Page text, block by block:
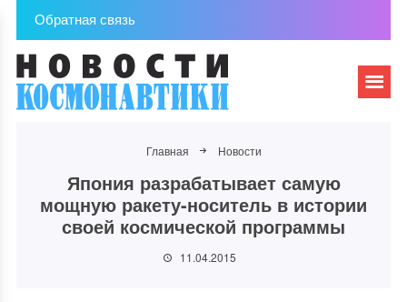
Обратная связь
Главная Новости
Япония разрабатывает самую
мощную ракету-носитель в истории
своей космической программы
11.04.2015